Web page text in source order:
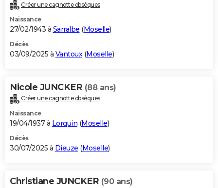
Créer une cagnotte obsèques
Naissance
27/02/1943 à Sarralbe (Moselle)
Décès
03/09/2025 à Vantoux(Moselle)
Nicole JUNCKER (88 ans)
Créer une cagnotte obsèques
Naissance
19/04/1937 à Lorquin (Moselle)
Décès
30/07/2025 à Dieuze (Moselle)
Christiane JUNCKER (90 ans)